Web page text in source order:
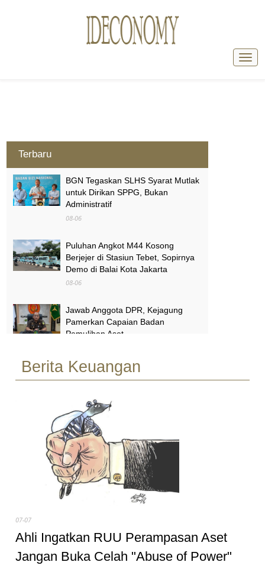
Terbaru
BGN Tegaskan SLHS Syarat Mutlak
untuk Dirikan SPPG, Bukan
Administratif
08-06
Puluhan Angkot M44 Kosong
Berjejer di Stasiun Tebet, Sopirnya
Demo di Balai Kota Jakarta
08-06
Jawab Anggota DPR, Kejagung
Pamerkan Capaian Badan
Pemulihan Aset
Melihat Terminal Pondok Cabe
Jadi Lokasi Syuting No Na
08-06
Berita Keuangan
07-07
Ahli Ingatkan RUU Perampasan Aset
Jangan Buka Celah "Abuse of Power"